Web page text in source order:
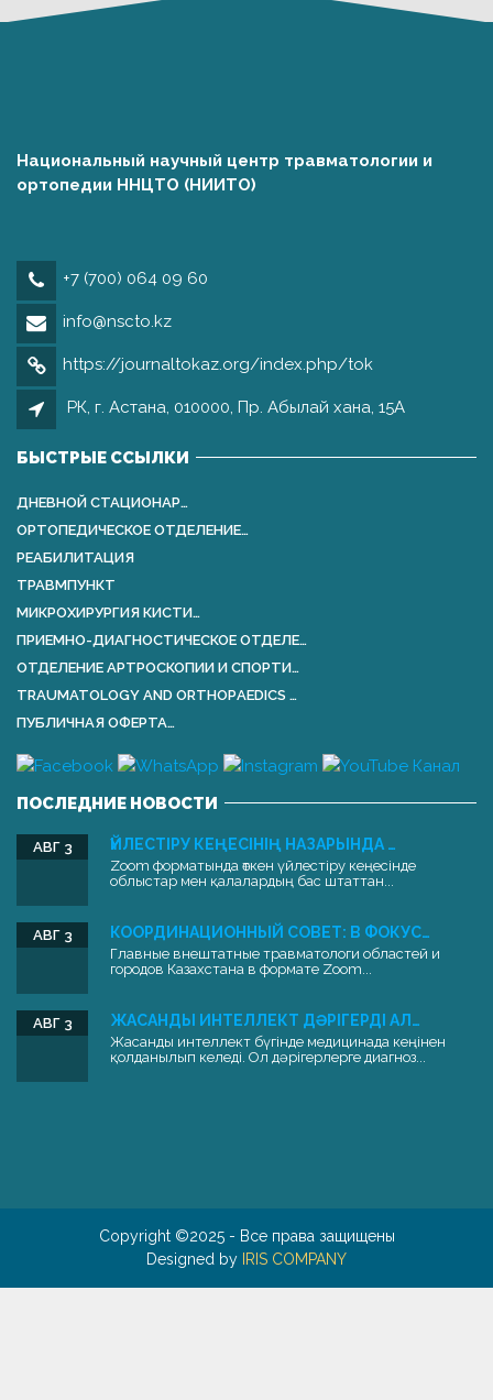
Национальный научный центр травматологии и
ортопедии ННЦТО (НИИТО)
+7 (700) 064 09 60
info@nscto.kz
https://journaltokaz.org/index.php/tok
РК, г. Астана, 010000, Пр. Абылай хана, 15А
БЫСТРЫЕ ССЫЛКИ
ДНЕВНОЙ СТАЦИОНАР…
ОРТОПЕДИЧЕСКОЕ ОТДЕЛЕНИЕ…
РЕАБИЛИТАЦИЯ
ТРАВМПУНКТ
МИКРОХИРУРГИЯ КИСТИ…
ПРИЕМНО-ДИАГНОСТИЧЕСКОЕ ОТДЕЛЕ…
ОТДЕЛЕНИЕ АРТРОСКОПИИ И СПОРТИ…
TRAUMATOLOGY AND ORTHOPАEDICS …
ПУБЛИЧНАЯ ОФЕРТА…
ПОСЛЕДНИЕ НОВОСТИ
ҮЙЛЕСТІРУ КЕҢЕСІНІҢ НАЗАРЫНДА …
АВГ 3
Zoom форматында өткен үйлестіру кеңесінде
облыстар мен қалалардың бас штаттан...
КООРДИНАЦИОННЫЙ СОВЕТ: В ФОКУС…
АВГ 3
Главные внештатные травматологи областей и
городов Казахстана в формате Zoom...
ЖАСАНДЫ ИНТЕЛЛЕКТ ДӘРІГЕРДІ АЛ…
АВГ 3
Жасанды интеллект бүгінде медицинада кеңінен
қолданылып келеді. Ол дәрігерлерге диагноз...
Copyright ©2025 - Все права защищены
Designed by IRIS COMPANY